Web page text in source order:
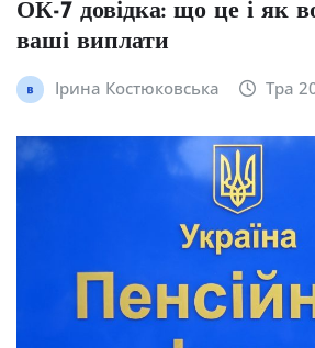
ОК-7 довідка: що це і як
ваші виплати
Ірина Костюковська Тра